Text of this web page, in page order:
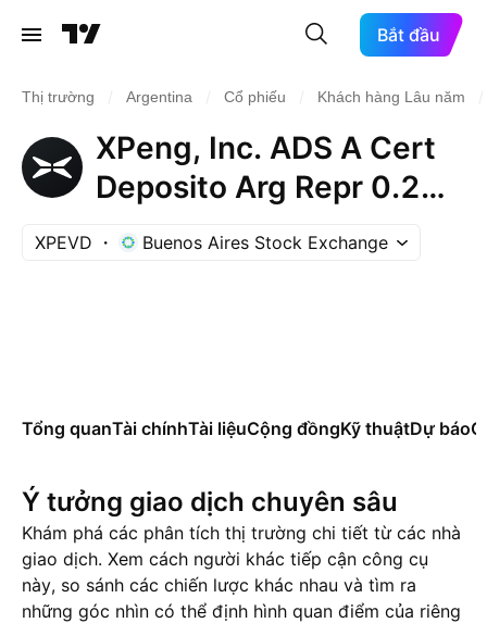
Bắt đầu
Thị trường Argentina Cổ phiếu Khách hàng Lâu năm
XPeng, Inc. ADS A Cert
Deposito Arg Repr 0.25
ADS A
XPEVD Buenos Aires Stock Exchange
Tổng quanTài chínhTài liệuCộng đồngKỹ thuậtDự báo
Ý tưởng giao dịch chuyên sâu
Khám phá các phân tích thị trường chi tiết từ các nhà
giao dịch. Xem cách người khác tiếp cận công cụ
này, so sánh các chiến lược khác nhau và tìm ra
những góc nhìn có thể định hình quan điểm của riêng